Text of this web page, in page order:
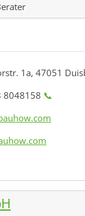
1a, 47051
8048158 📞